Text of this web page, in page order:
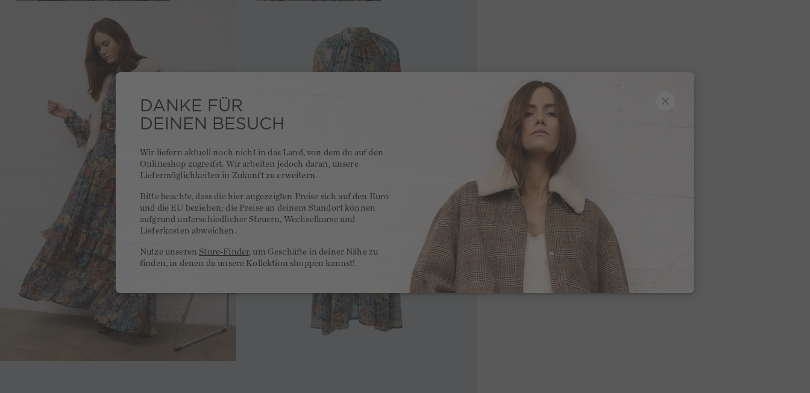
DANKE FÜR
DEINEN BESUCH
Wir liefern aktuell noch nicht in das Land, von dem du auf den
Onlineshop zugreifst. Wir arbeiten jedoch daran, unsere
Liefermöglichkeiten in Zukunft zu erweitern.
Bitte beachte, dass die hier angezeigten Preise sich auf den Euro
und die EU beziehen; die Preise an deinem Standort können
aufgrund unterschiedlicher Steuern, Wechselkurse und
Lieferkosten abweichen.
Nutze unseren Store-Finder, um Geschäfte in deiner Nähe zu
finden, in denen du unsere Kollektion shoppen kannst!